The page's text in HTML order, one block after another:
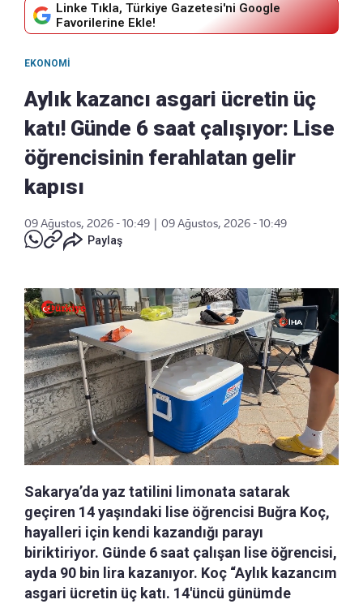
Linke Tıkla, Türkiye Gazetesi'ni Google
Favorilerine Ekle!
EKONOMI
Aylık kazancı asgari ücretin üç
katı! Günde 6 saat çalışıyor: Lise
öğrencisinin ferahlatan gelir
kapısı
09 Ağustos, 2026 - 10:49
09 Ağustos, 2026 - 10:49
Paylaş
Sakarya’da yaz tatilini limonata satarak
geçiren 14 yaşındaki lise öğrencisi Buğra Koç,
hayalleri için kendi kazandığı parayı
biriktiriyor. Günde 6 saat çalışan lise öğrencisi,
ayda 90 bin lira kazanıyor. Koç “Aylık kazancım
asgari ücretin üç katı. 14'üncü günümde